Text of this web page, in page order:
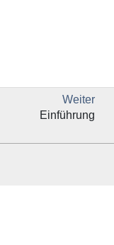
Weiter
Einführung